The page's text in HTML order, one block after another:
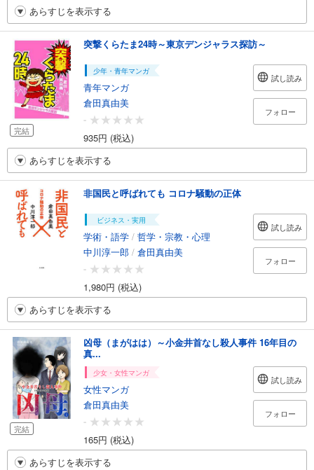
あらすじを表示する
完結
突撃くらたま24時～東京デンジャラス探訪～
少年・青年マンガ
青年マンガ
倉田真由美
-
935円 (税込)
試し読み
フォロー
あらすじを表示する
非国民と呼ばれても コロナ騒動の正体
ビジネス・実用
学術・語学 / 哲学・宗教・心理
中川淳一郎 / 倉田真由美
-
1,980円 (税込)
試し読み
フォロー
あらすじを表示する
完結
凶母（まがはは）～小金井首なし殺人事件 16年目の
真...
少女・女性マンガ
女性マンガ
倉田真由美
-
165円 (税込)
試し読み
フォロー
あらすじを表示する